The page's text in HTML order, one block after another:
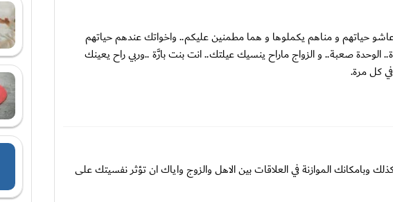
حياتهم و مناهم يكملوها و هما مطمنين عليكم.. واخواتك عندهم حياتهم
صعبة.. و الزواج ماراح ينسيك عيلتك.. انت بنت بارَّة ..وربي راح يعينك
كل مرة.
وبامكانك الموازنة في العلاقات بين الاهل والزوج واياك ان تؤثر نفسيتك على